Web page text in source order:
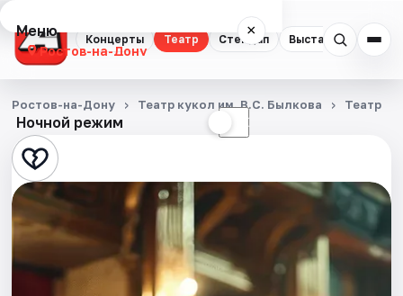
Концерты Театр Стендап Выставки
Меню ×
Ростов-на-Дону
Концерты
Театр
Стендап
Выставки
Квесты
Ночной режим ☾
Ростов-на-Дону Театр кукол им. В.С. Былкова Театр